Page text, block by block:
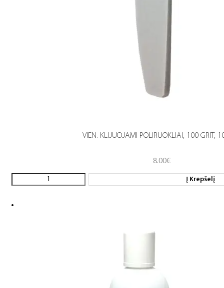
VIEN. KLIJUOJAMI POLIRUOKLIAI, 100 GRIT,
8.00€
Į Krepšelį